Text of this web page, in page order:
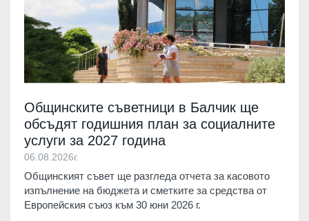
Общинските съветници в Балчик ще
обсъдят годишния план за социалните
услуги за 2027 година
06.08.2026г.
Общинският съвет ще разгледа отчета за касовото
изпълнение на бюджета и сметките за средства от
Европейския съюз към 30 юни 2026 г.